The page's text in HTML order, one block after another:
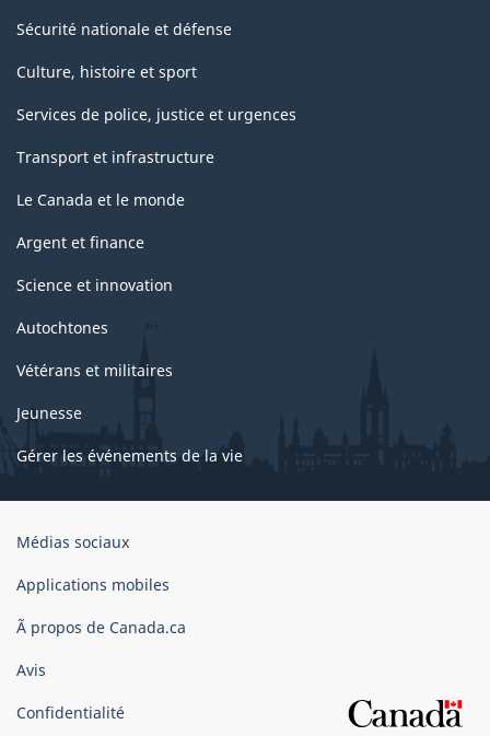
Sécurité nationale et défense
Culture, histoire et sport
Services de police, justice et urgences
Transport et infrastructure
Le Canada et le monde
Argent et finance
Science et innovation
Autochtones
Vétérans et militaires
Jeunesse
Gérer les événements de la vie
Organisation
gouvernement
Canada
Médias sociaux
Applications mobiles
Ã propos de Canada.ca
Avis
Confidentialité